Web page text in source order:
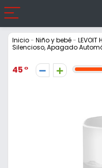
Inicio- Niño y bebé-
Silencioso, Apagado
45